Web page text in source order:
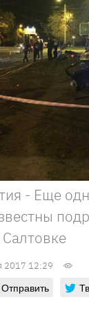
- Еще
2017 12:29
Отправить